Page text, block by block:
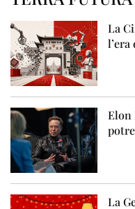
La
l’era
Elon
La